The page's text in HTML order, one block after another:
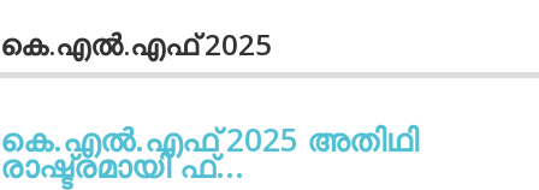
കെ.എല്‍.എഫ് 2025
കെ.എല്‍.എഫ് 2025 അതിഥി
രാഷ്ട്രമായി ഫ്...